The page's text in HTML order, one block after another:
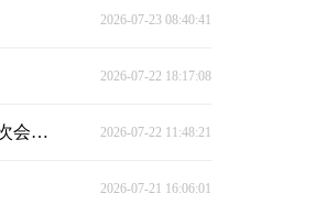
2026-07-23 08:40:41
2026-07-22 18:17:08
聚焦反电诈、民营经济发展等重点领域拟制定多部新规——省十四届人大常委会第二十四次会议拟审议法规看点前瞻 2026-07-22 11:48:21
2026-07-21 16:06:01